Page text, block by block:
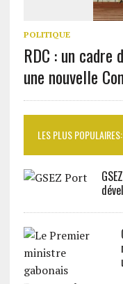
POLITIQUE
RDC : un
une nouvelle
LES PLUS POPULAIRES: